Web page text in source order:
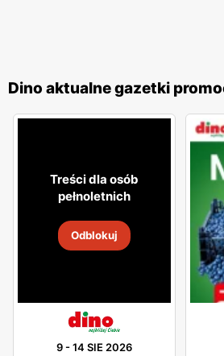
Dino aktualne gazetki
Treści dla osób
pełnoletnich
Odblokuj
9-14 SIE 2026